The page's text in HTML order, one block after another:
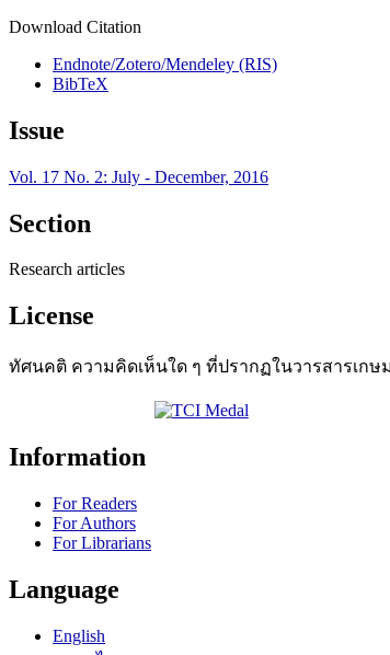
Download Citation
Endnote/Zotero/Mendeley (RIS)
BibTeX
Issue
Vol. 17 No. 2: July - December, 2016
Section
Research articles
License
ทัศนคติ ความคิดเห็นใด ๆ ที่ปรากฏในวารสารเก
Information
For Readers
For Authors
For Librarians
Language
English